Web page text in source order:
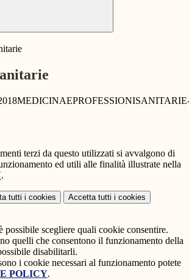
terzi da questo utilizzati si avvalgono di
ed utili alle finalità illustrate nella
.
tutti i cookies Accetta tutti i cookies
possibile scegliere quali cookie consentire.
quelli che consentono il funzionamento della
disabilitarli.
i cookie necessari al funzionamento potete
POLICY.